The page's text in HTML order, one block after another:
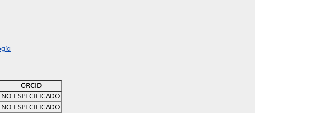
ORCID
NO ESPECIFICADO
NO ESPECIFICADO